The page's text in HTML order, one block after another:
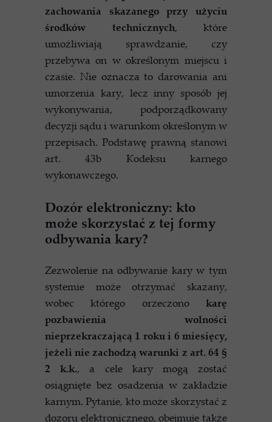
zachowania skazanego przy użyciu
środków technicznych, które
umożliwiają sprawdzanie, czy
przebywa on w określonym miejscu i
czasie. Nie oznacza to darowania ani
umorzenia kary, lecz inny sposób jej
wykonywania, podporządkowany
decyzji sądu i warunkom określonym w
przepisach. Podstawę prawną stanowi
art. 43b Kodeksu karnego
wykonawczego.
Dozór elektroniczny: kto
może skorzystać z tej formy
odbywania kary?
Zezwolenie na odbywanie kary w tym
systemie może otrzymać skazany,
wobec którego orzeczono karę
pozbawienia wolności
nieprzekraczającą 1 roku i 6 miesięcy,
jeżeli nie zachodzą warunki z art. 64 §
2 k.k., a cele kary mogą zostać
osiągnięte bez osadzenia w zakładzie
karnym. Pytanie, kto może skorzystać z
dozoru elektronicznego, obejmuje także